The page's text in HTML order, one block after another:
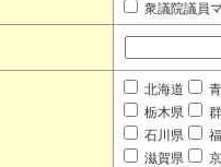
衆議院議員
北海道
栃木県
石川県
滋賀県